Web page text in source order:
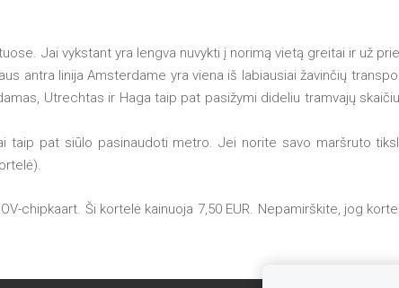
Jai vykstant yra lengva nuvykti į norimą vietą greitai ir už
antra linija Amsterdame yra viena iš labiausiai žavinčių
Utrechtas ir Haga taip pat pasižymi dideliu tramvajų
taip pat siūlo pasinaudoti metro. Jei norite savo maršruto
chipkaart. Ši kortelė kainuoja 7,50 EUR. Nepamirškite, jog